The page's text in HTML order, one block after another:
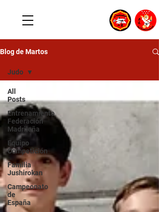
Blog de Martos
All
Posts
Entrenamiento
Federación
Madrileña
Equipo
Competición
Familia
Jushirokan
Campeonato
de
España
Judo